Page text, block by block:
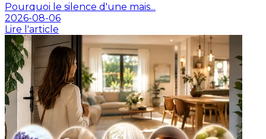
Pourquoi le silence d'une mais...
2026-08-06
Lire l'article